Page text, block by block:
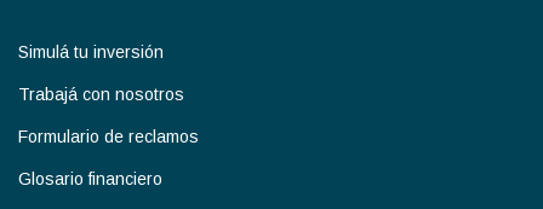
Simulá tu inversión
Trabajá con nosotros
Formulario de reclamos
Glosario financiero